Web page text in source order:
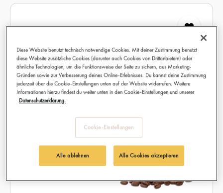
Diese Website benutzt technisch notwendige Cookies. Mit deiner Zustimmung benutzt
diese Website zusätzliche Cookies (darunter auch Cookies von Drittanbietern) oder
ähnliche Technologien, um die Funktionsweise der Seite zu sichern, aus Marketing-
Gründen sowie zur Verbesserung deines Online-Erlebnisses. Du kannst deine Zustimmung
jederzeit über die Cookie-Einstellungen unten auf der Website widerrufen. Weitere
Informationen hierzu findest du weiter unten in den Cookie-Einstellungen und unserer
Datenschutzerklärung.
Cookie-Einstellungen
Alle ablehnen Alle Cookies akzeptieren